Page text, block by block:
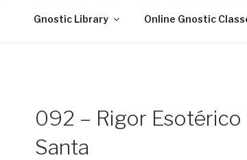
Gnostic Library Online Gnostic
092 – Rigor Esotérico
Santa